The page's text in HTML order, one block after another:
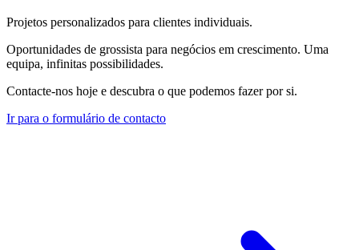
Projetos personalizados para clientes individuais.
Oportunidades de grossista para negócios em crescimento. Uma
equipa, infinitas possibilidades.
Contacte-nos hoje e descubra o que podemos fazer por si.
Ir para o formulário de contacto